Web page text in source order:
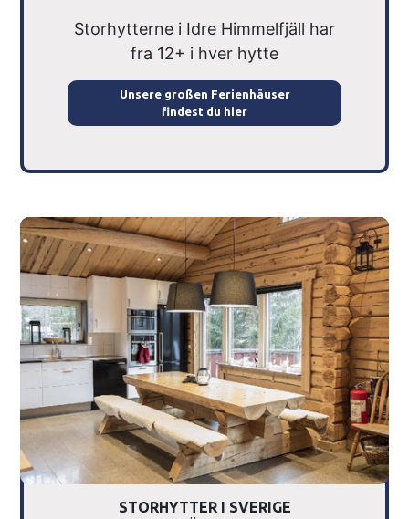
Storhytterne i Idre Himmelfjäll har
fra 12+ i hver hytte
Unsere großen Ferienhäuser
findest du hier
STORHYTTER I SVERIGE